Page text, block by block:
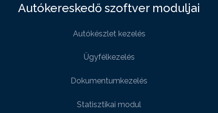
Autókereskedő szoftver moduljai
Autókészlet kezelés
Ügyfélkezelés
Dokumentumkezelés
Statisztikai modul